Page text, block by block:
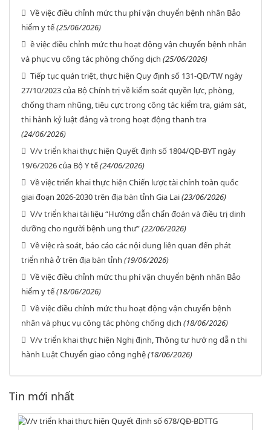
Về việc điều chỉnh mức thu phí vận chuyển bệnh nhân Bảo
hiểm y tế(25/06/2026)
ề việc điều chỉnh mức thu hoạt động vận chuyển bệnh nhân
và phục vụ công tác phòng chống dịch (25/06/2026)
Tiếp tục quán triệt, thực hiện Quy định số 131-QĐ/TW ngày
27/10/2023 của Bộ Chính trị về kiểm soát quyền lực, phòng,
chống tham nhũng, tiêu cực trong công tác kiểm tra, giám sát,
thi hành kỷ luật đảng và trong hoạt động thanh tra
(24/06/2026)
V/v triển khai thực hiện Quyết định số 1804/QĐ-BYT ngày
19/6/2026 của Bộ Y tế(24/06/2026)
Về việc triển khai thực hiện Chiến lược tài chính toàn quốc
giai đoạn 2026-2030 trên địa bàn tỉnh Gia Lai(23/06/2026)
V/v triển khai tài liệu “Hướng dẫn chẩn đoán và điều trị dinh
dưỡng cho người bệnh ung thư”(22/06/2026)
Về việc rà soát, báo cáo các nội dung liên quan đến phát
triển nhà ở trên địa bàn tỉnh (19/06/2026)
Về việc điều chỉnh mức thu phí vận chuyển bệnh nhân Bảo
hiểm y tế(18/06/2026)
Về việc điều chỉnh mức thu hoạt động vận chuyển bệnh
nhân và phục vụ công tác phòng chống dịch (18/06/2026)
V/v triển khai thực hiện Nghị định, Thông tư hướ ng dẫ n thi
hành Luật Chuyển giao công nghệ(18/06/2026)
Tin mới nhất